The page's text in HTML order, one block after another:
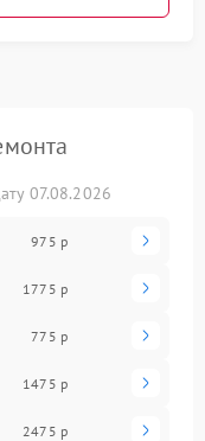
07.08.2026
975 р
1775 р
775 р
1475 р
2475 р